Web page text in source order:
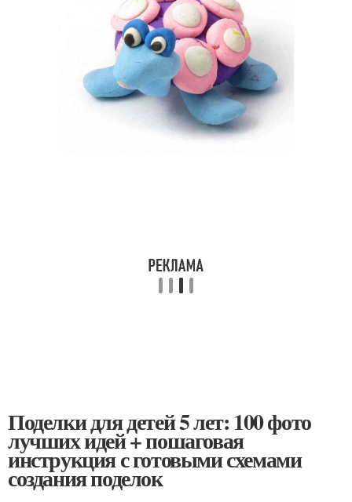
Поделки для детей 5 лет: 100 фото
лучших идей + пошаговая
инструкция с готовыми схемами
создания поделок